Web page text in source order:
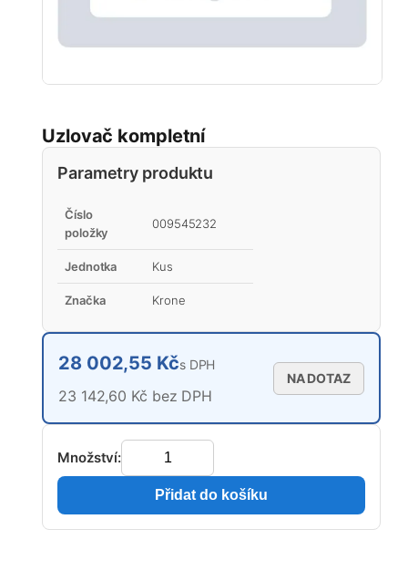
Uzlovač kompletní
Parametry produktu
Číslo
položky
009545232
Jednotka Kus
Značka Krone
28 002,55 Kčs DPH
23 142,60 Kč bez DPH
NA DOTAZ
Množství:
Přidat do košíku